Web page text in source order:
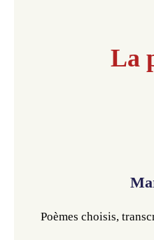
La
Poèmes choisis,